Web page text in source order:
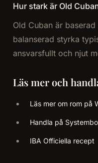
Hur stark är Old
Old Cuban är
balanserad styrka
ansvarsfullt och njut
Läs mer och
Läs mer om rom på
Handla på
IBA Officiella recept